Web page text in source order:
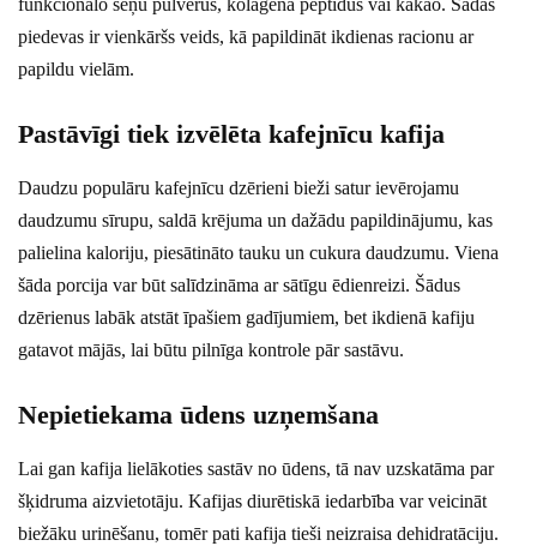
funkcionālo sēņu pulverus, kolagēna peptīdus vai kakao. Šādas
piedevas ir vienkāršs veids, kā papildināt ikdienas racionu ar
papildu vielām.
Pastāvīgi tiek izvēlēta kafejnīcu kafija
Daudzu populāru kafejnīcu dzērieni bieži satur ievērojamu
daudzumu sīrupu, saldā krējuma un dažādu papildinājumu, kas
palielina kaloriju, piesātināto tauku un cukura daudzumu. Viena
šāda porcija var būt salīdzināma ar sātīgu ēdienreizi. Šādus
dzērienus labāk atstāt īpašiem gadījumiem, bet ikdienā kafiju
gatavot mājās, lai būtu pilnīga kontrole pār sastāvu.
Nepietiekama ūdens uzņemšana
Lai gan kafija lielākoties sastāv no ūdens, tā nav uzskatāma par
šķidruma aizvietotāju. Kafijas diurētiskā iedarbība var veicināt
biežāku urinēšanu, tomēr pati kafija tieši neizraisa dehidratāciju.